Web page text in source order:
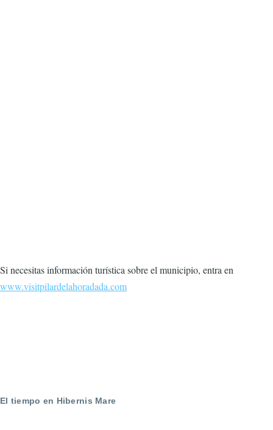
Si necesitas información turística sobre el municipio, entra en
www.visitpilardelahoradada.com
El tiempo en Hibernis Mare